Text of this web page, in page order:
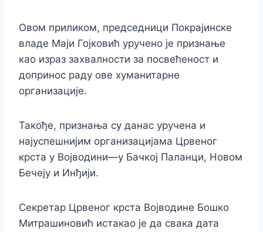
Овом приликом, председници Покрајинске
владе Маји Гојковић уручено је признање
као израз захвалности за посвећеност и
допринос раду ове хуманитарне
организације.
Такође, признања су данас уручена и
најуспешнијим организацијама Црвеног
крста у Војводини—у Бачкој Паланци, Новом
Бечеју и Инђији.
Секретар Црвеног крста Војводине Бошко
Митрашиновић истакао је да свака дата